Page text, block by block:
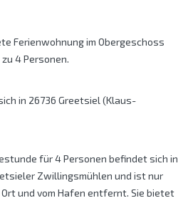
Ferienwohnung im Obergeschoss
4 Personen.
in 26736 Greetsiel (Klaus-
für 4 Personen befindet sich in
Zwillingsmühlen und ist nur
und vom Hafen entfernt. Sie bietet